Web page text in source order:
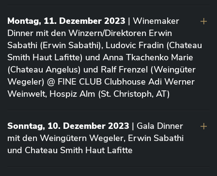
Montag, 11. Dezember 2023 | Winemaker
Dinner mit den Winzern/Direktoren Erwin
Sabathi (Erwin Sabathi), Ludovic Fradin (Chateau
Smith Haut Lafitte) und Anna Tkachenko Marie
(Chateau Angelus) und Ralf Frenzel (Weingüter
Wegeler) @ FINE CLUB Clubhouse Adi Werner
Weinwelt, Hospiz Alm (St. Christoph, AT)
Sonntag, 10. Dezember 2023 | Gala Dinner
mit den Weingütern Wegeler, Erwin Sabathi
und Chateau Smith Haut Lafitte